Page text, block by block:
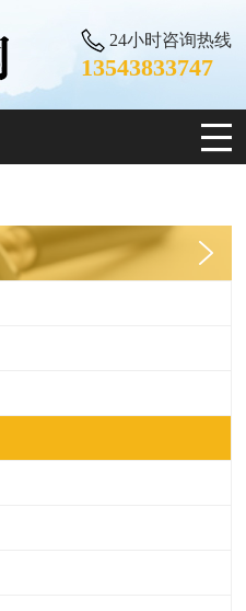
24小时咨询热线
13543833747